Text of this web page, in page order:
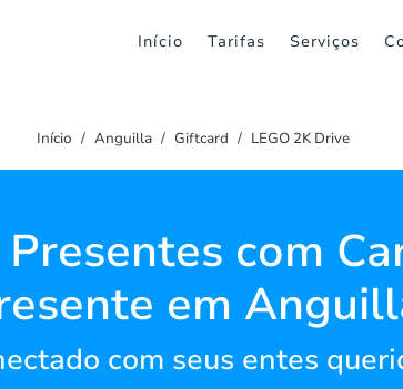
Início Tarifas Serviços
Início Anguilla Giftcard LEGO 2K Drive
Presentes com
em
com seus entes